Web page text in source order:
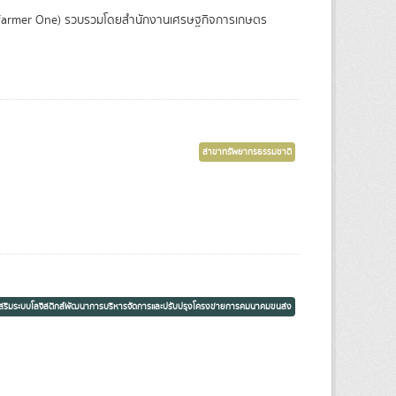
One) รวบรวมโดยสำนักงานเศรษฐกิจการเกษตร
สาขาทรัพยากรธรรมชาติ
ริมระบบโลจิสติกส์พัฒนาการบริหารจัดการและปรับปรุงโครงข่ายการคมนาคมขนส่ง